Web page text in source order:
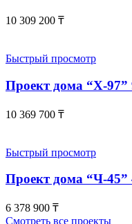
10 309 200 ₸
Быстрый просмотр
Проект дома “Х-97”
10 369 700 ₸
Быстрый просмотр
Проект дома “Ч-45”
6 378 900 ₸
Смотреть все проекты